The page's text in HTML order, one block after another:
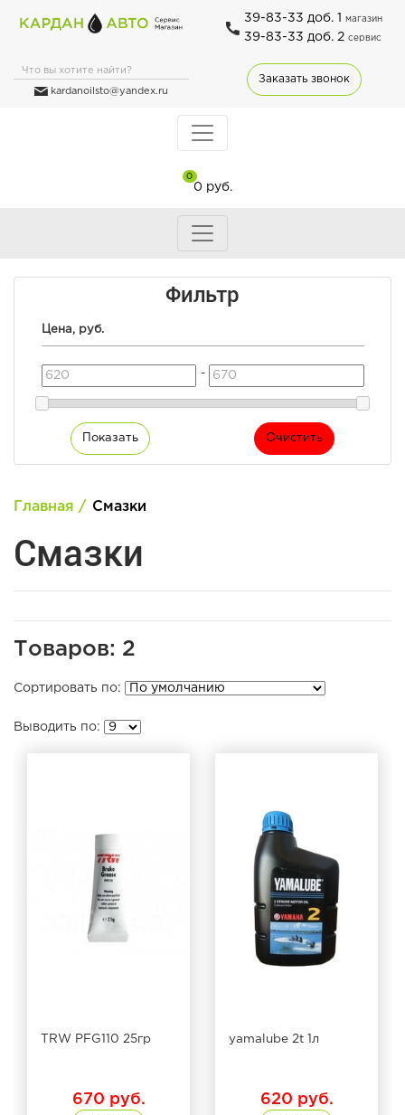
kardanoilsto@yandex.ru
39-83-33 доб. 1 магазин
39-83-33 доб. 2 сервис
Заказать звонок
0
0 руб.
Фильтр
Цена, руб.
-
Показать Очистить
Главная Смазки
Смазки
Товаров: 2
Сортировать по:
Выводить по:
TRW PFG110 25гр
670 руб.
yamalube 2t 1л
620 руб.